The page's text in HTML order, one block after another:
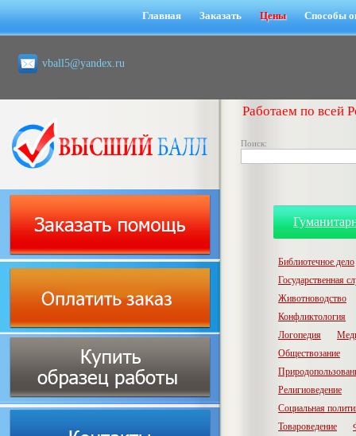
Главная Заказать Цены Способы
vball5@yandex.ru
Работаем по всей
Поиск:
Библиотечное дело
Государственная
Животноводство
Конфликтология
Логопедия
Обществозание
Религиоведение
Социальная
Товароведение